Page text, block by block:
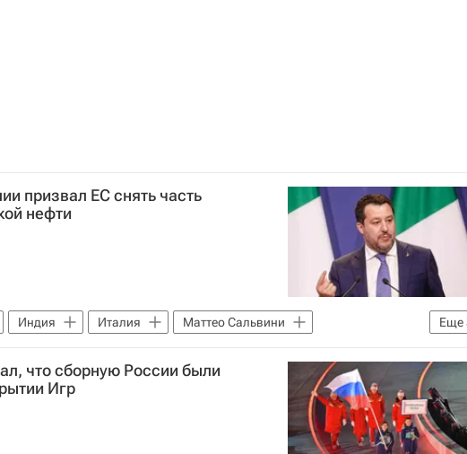
призвал ЕС снять часть
нефти
Еще
Индия Италия
Маттео Сальвини
Еврокомиссия Евросоюз
что сборную России были
Игр